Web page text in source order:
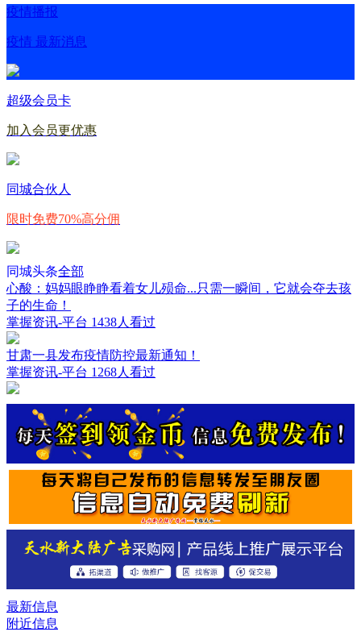
疫情播报
疫情 最新消息
超级会员卡
加入会员更优惠
同城合伙人
限时免费70%高分佣
同城头条全部
心酸：妈妈眼睁睁看着女儿殒命...只需一瞬间，它就会夺去孩
子的生命！
掌握资讯-平台 1438人看过
甘肃一县发布疫情防控最新通知！
掌握资讯-平台 1268人看过
最新信息
附近信息